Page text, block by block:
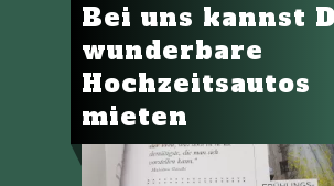
Bei uns kannst
wunderbare
Hochzeitsautos
mieten